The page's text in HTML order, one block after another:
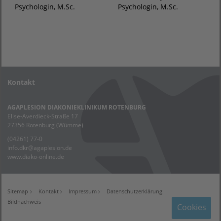
Psychologin, M.Sc.
Psychologin, M.Sc.
Kontakt
AGAPLESION DIAKONIEKLINIKUM ROTENBURG
Elise-Averdieck-Straße 17
27356 Rotenburg (Wümme)
(04261) 77-0
info.dkr@agaplesion.de
www.diako-online.de
Sitemap Kontakt Impressum
Datenschutzerklärung
Bildnachweis
Cookies